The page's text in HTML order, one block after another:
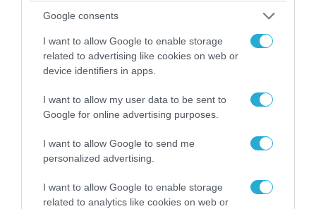
Google consents
I want to allow Google to enable storage
related to advertising like cookies on web or
device identifiers in apps.
I want to allow my user data to be sent to
Google for online advertising purposes.
I want to allow Google to send me
personalized advertising.
I want to allow Google to enable storage
related to analytics like cookies on web or
Ιράν: Δημοσίευσε φωτογραφίες
αμερικανικών και ισραηλινών αεροσκαφών &
drones που καταρρίφθηκαν